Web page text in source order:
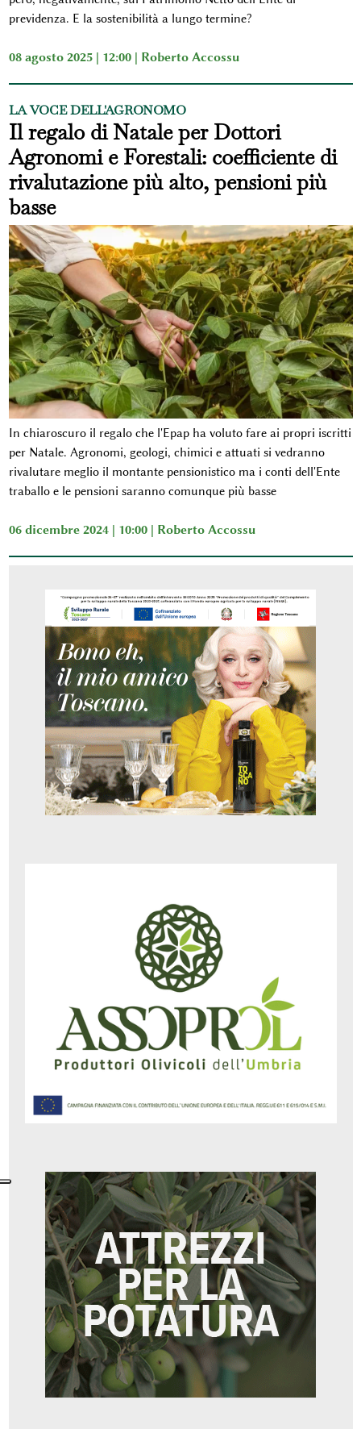
previdenza. E la sostenibilità a lungo termine?
08 agosto 2025 | 12:00 | Roberto Accossu
LA VOCE DELL'AGRONOMO
Il regalo di Natale per Dottori
Agronomi e Forestali: coefficiente di
rivalutazione più alto, pensioni più
basse
In chiaroscuro il regalo che l'Epap ha voluto fare ai propri iscritti
per Natale. Agronomi, geologi, chimici e attuati si vedranno
rivalutare meglio il montante pensionistico ma i conti dell'Ente
traballo e le pensioni saranno comunque più basse
06 dicembre 2024 | 10:00 | Roberto Accossu